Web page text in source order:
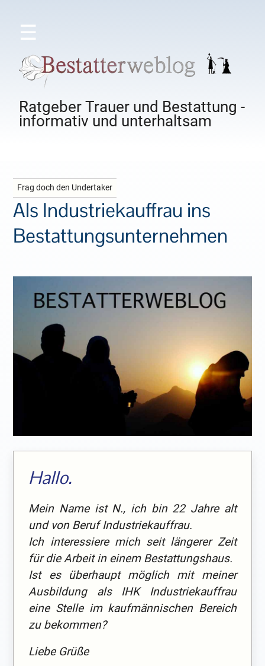
☰
Ratgeber Trauer und Bestattung -
informativ und unterhaltsam
Frag doch den Undertaker
Als Industriekauffrau ins
Bestattungsunternehmen
Hallo.
Mein Name ist N., ich bin 22 Jahre alt
und von Beruf Industriekauffrau.
Ich interessiere mich seit längerer Zeit
für die Arbeit in einem Bestattungshaus.
Ist es überhaupt möglich mit meiner
Ausbildung als IHK Industriekauffrau
eine Stelle im kaufmännischen Bereich
zu bekommen?
Liebe Grüße